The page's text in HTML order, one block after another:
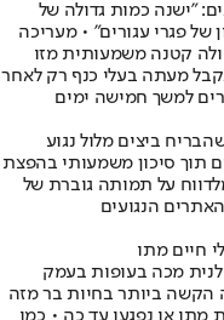
"ישנה כמות גדולה של
החולה, הצפי הוא לכ-30-25 טון של פגרי עגורים" • מעריכה
קטנה משמעותית מזו
מעתה בעלי כנף רק לאחר
למשך חמישה ימים
ביצים מלול נגוע
תוך סיכון משמעותי בהפצת
על תמותה גוברת של
הנגועים
חיים מתו
מכה בעופות בעמק
הקשה ביותר בחיות בר מזה